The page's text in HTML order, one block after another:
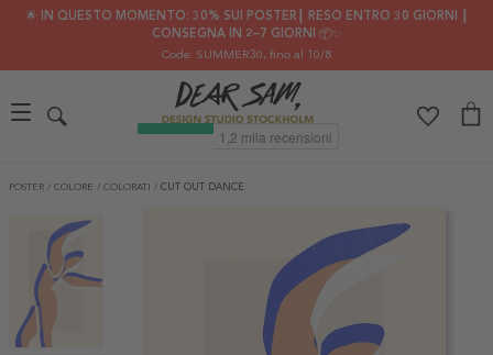
🌟 IN QUESTO MOMENTO: 30% SUI POSTER┃ RESO ENTRO 30 GIORNI ┃
CONSEGNA IN 2–7 GIORNI 📦✨
Code: SUMMER30, fino al 10/8
POSTER / COLORE / COLORATI / CUT OUT DANCE